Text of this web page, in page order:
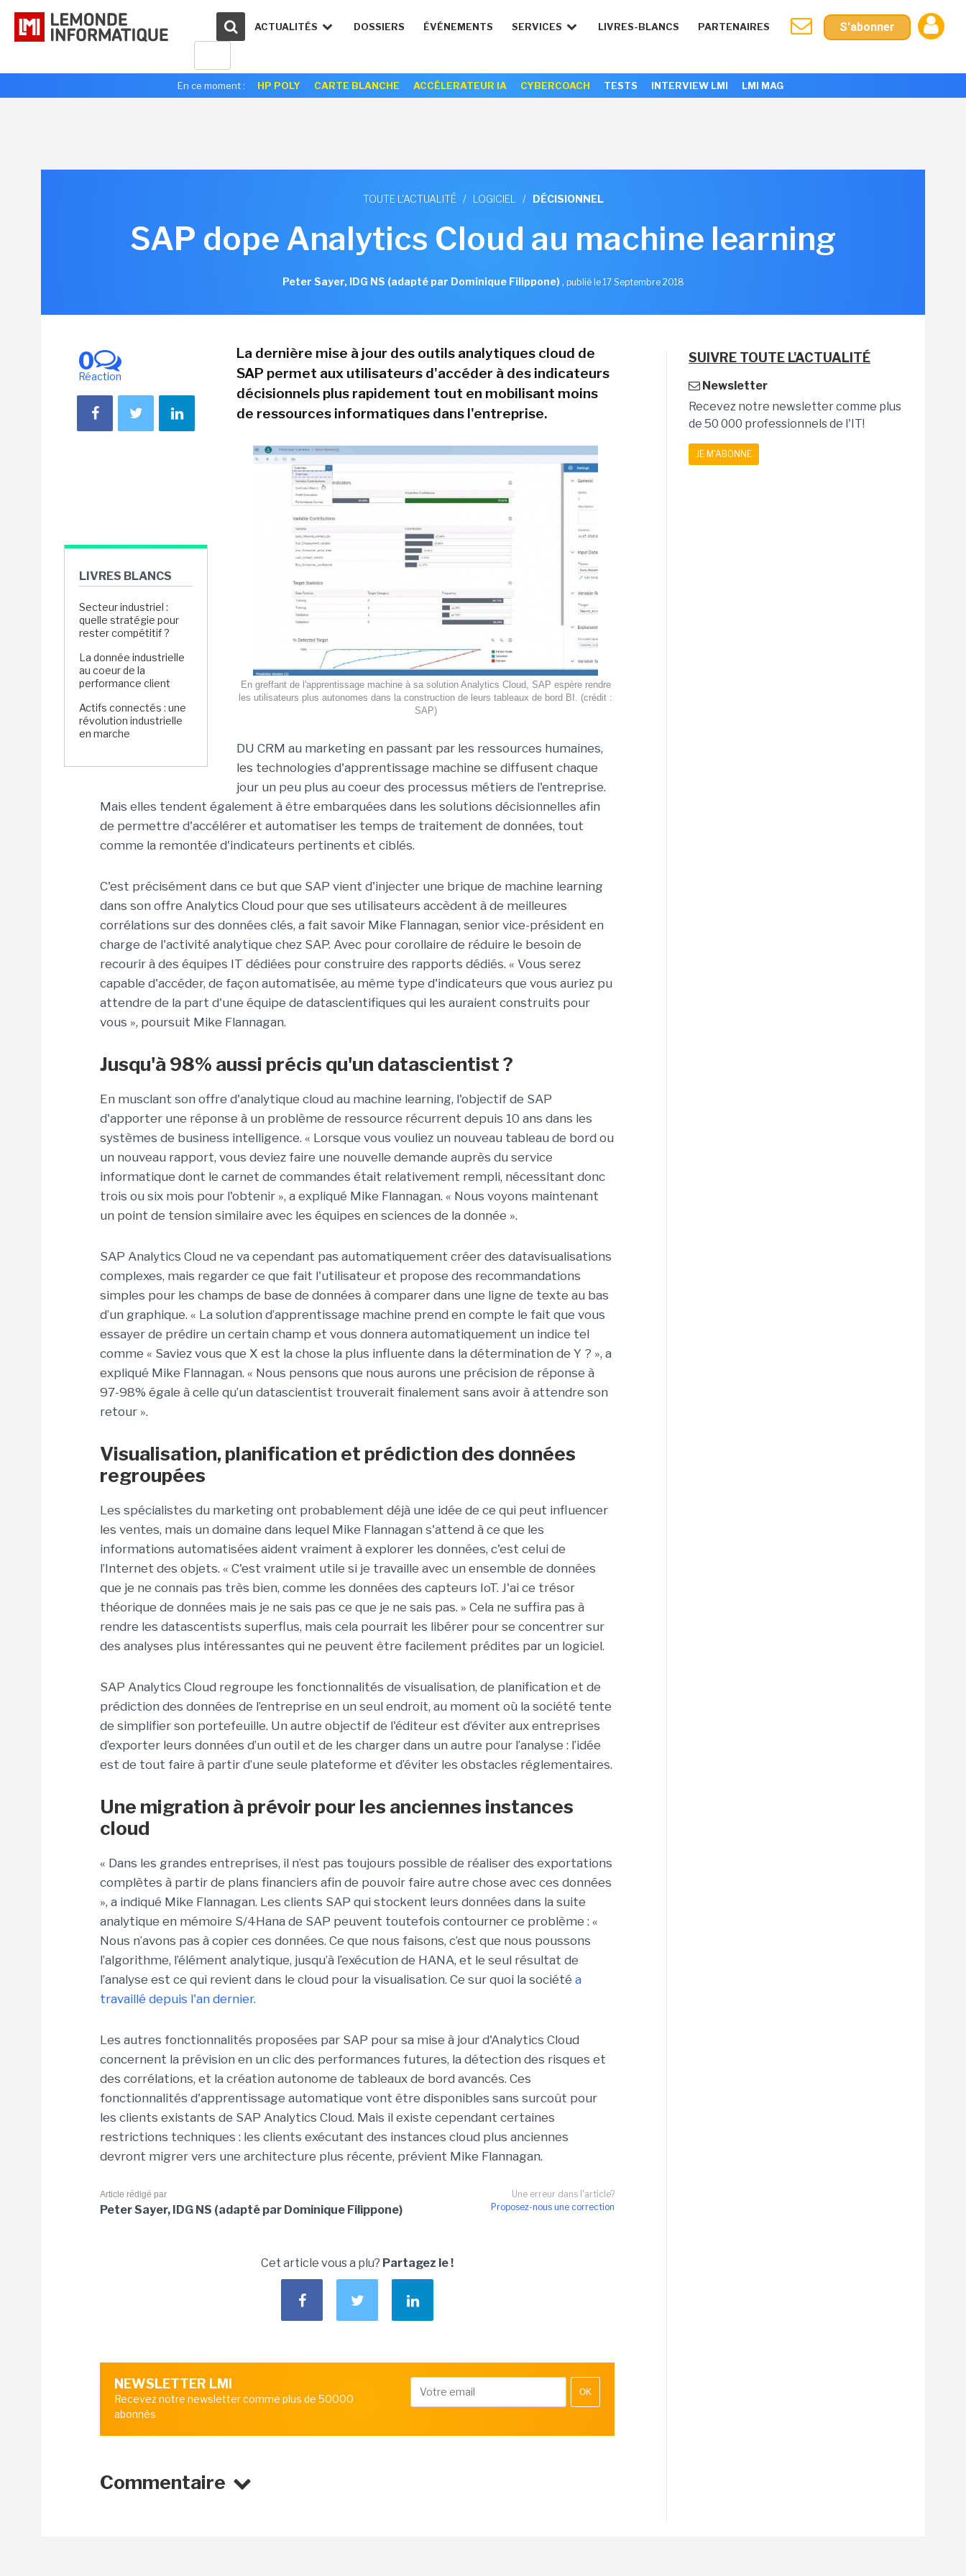
ACTUALITÉS DOSSIERS ÉVÉNEMENTS SERVICES LIVRES-BLANCS PARTENAIRES S'abonner
En ce moment : HP POLY CARTE BLANCHE ACCÉLERATEUR IA CYBERCOACH TESTS INTERVIEW LMI LMI MAG
TOUTE L'ACTUALITÉ / LOGICIEL / DÉCISIONNEL
SAP dope Analytics Cloud au machine learning
Peter Sayer, IDG NS (adapté par Dominique Filippone), publié le 17 Septembre 2018
0
Réaction
LIVRES BLANCS
Secteur industriel :
quelle stratégie pour
rester compétitif ?
La donnée industrielle
au coeur de la
performance client
Actifs connectés : une
révolution industrielle
en marche
La dernière mise à jour des outils analytiques cloud de
SAP permet aux utilisateurs d'accéder à des indicateurs
décisionnels plus rapidement tout en mobilisant moins
de ressources informatiques dans l'entreprise.
En greffant de l'apprentissage machine à sa solution Analytics Cloud, SAP espère rendre
les utilisateurs plus autonomes dans la construction de leurs tableaux de bord BI. (crédit :
SAP)
DU CRM au marketing en passant par les ressources humaines,
les technologies d'apprentissage machine se diffusent chaque
jour un peu plus au coeur des processus métiers de l'entreprise.
Mais elles tendent également à être embarquées dans les solutions décisionnelles afin
de permettre d'accélérer et automatiser les temps de traitement de données, tout
comme la remontée d'indicateurs pertinents et ciblés.
C'est précisément dans ce but que SAP vient d'injecter une brique de machine learning
dans son offre Analytics Cloud pour que ses utilisateurs accèdent à de meilleures
corrélations sur des données clés, a fait savoir Mike Flannagan, senior vice-président en
charge de l'activité analytique chez SAP. Avec pour corollaire de réduire le besoin de
recourir à des équipes IT dédiées pour construire des rapports dédiés. « Vous serez
capable d'accéder, de façon automatisée, au même type d'indicateurs que vous auriez pu
attendre de la part d'une équipe de datascientifiques qui les auraient construits pour
vous », poursuit Mike Flannagan.
Jusqu'à 98% aussi précis qu'un datascientist ?
En musclant son offre d'analytique cloud au machine learning, l'objectif de SAP
d'apporter une réponse à un problème de ressource récurrent depuis 10 ans dans les
systèmes de business intelligence. « Lorsque vous vouliez un nouveau tableau de bord ou
un nouveau rapport, vous deviez faire une nouvelle demande auprès du service
informatique dont le carnet de commandes était relativement rempli, nécessitant donc
trois ou six mois pour l'obtenir », a expliqué Mike Flannagan. « Nous voyons maintenant
un point de tension similaire avec les équipes en sciences de la donnée ».
SAP Analytics Cloud ne va cependant pas automatiquement créer des datavisualisations
complexes, mais regarder ce que fait l'utilisateur et propose des recommandations
simples pour les champs de base de données à comparer dans une ligne de texte au bas
d’un graphique. « La solution d’apprentissage machine prend en compte le fait que vous
essayer de prédire un certain champ et vous donnera automatiquement un indice tel
comme « Saviez vous que X est la chose la plus influente dans la détermination de Y ? », a
expliqué Mike Flannagan. « Nous pensons que nous aurons une précision de réponse à
97-98% égale à celle qu’un datascientist trouverait finalement sans avoir à attendre son
retour ».
Visualisation, planification et prédiction des données
regroupées
Les spécialistes du marketing ont probablement déjà une idée de ce qui peut influencer
les ventes, mais un domaine dans lequel Mike Flannagan s'attend à ce que les
informations automatisées aident vraiment à explorer les données, c'est celui de
l’Internet des objets. « C'est vraiment utile si je travaille avec un ensemble de données
que je ne connais pas très bien, comme les données des capteurs IoT. J'ai ce trésor
théorique de données mais je ne sais pas ce que je ne sais pas. » Cela ne suffira pas à
rendre les datascentists superflus, mais cela pourrait les libérer pour se concentrer sur
des analyses plus intéressantes qui ne peuvent être facilement prédites par un logiciel.
SAP Analytics Cloud regroupe les fonctionnalités de visualisation, de planification et de
prédiction des données de l’entreprise en un seul endroit, au moment où la société tente
de simplifier son portefeuille. Un autre objectif de l'éditeur est d’éviter aux entreprises
d’exporter leurs données d’un outil et de les charger dans un autre pour l’analyse : l’idée
est de tout faire à partir d’une seule plateforme et d’éviter les obstacles réglementaires.
Une migration à prévoir pour les anciennes instances
cloud
« Dans les grandes entreprises, il n’est pas toujours possible de réaliser des exportations
complètes à partir de plans financiers afin de pouvoir faire autre chose avec ces données
», a indiqué Mike Flannagan. Les clients SAP qui stockent leurs données dans la suite
analytique en mémoire S/4Hana de SAP peuvent toutefois contourner ce problème : «
Nous n’avons pas à copier ces données. Ce que nous faisons, c’est que nous poussons
l’algorithme, l’élément analytique, jusqu’à l’exécution de HANA, et le seul résultat de
l’analyse est ce qui revient dans le cloud pour la visualisation. Ce sur quoi la société a
travaillé depuis l'an dernier.
Les autres fonctionnalités proposées par SAP pour sa mise à jour d'Analytics Cloud
concernent la prévision en un clic des performances futures, la détection des risques et
des corrélations, et la création autonome de tableaux de bord avancés. Ces
fonctionnalités d'apprentissage automatique vont être disponibles sans surcoût pour
les clients existants de SAP Analytics Cloud. Mais il existe cependant certaines
restrictions techniques : les clients exécutant des instances cloud plus anciennes
devront migrer vers une architecture plus récente, prévient Mike Flannagan.
Une erreur dans l'article?
Proposez-nous une correction
Article rédigé par
Peter Sayer, IDG NS (adapté par Dominique Filippone)
Cet article vous a plu? Partagez le !
NEWSLETTER LMI
Recevez notre newsletter comme plus de 50000
abonnés
OK
Commentaire
SUIVRE TOUTE L'ACTUALITÉ
Newsletter
Recevez notre newsletter comme plus
de 50 000 professionnels de l'IT!
JE M'ABONNE